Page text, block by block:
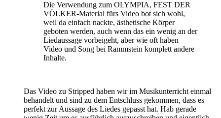
Die Verwendung zum OLYMPIA, FEST DER
VÖLKER-Material fürs Video bot sich wohl,
weil da einfach nackte, ästhetische Körper
geboten werden, auch wenn das ein wenig an der
Liedaussage vorbeigeht, aber wie oft haben
Video und Song bei Rammstein komplett andere
Inhalte.
Das Video zu Stripped haben wir im Musikunterricht einmal
behandelt und sind zu dem Entschluss gekommen, dass es
perfekt zur Aussage des Liedes gepasst hat. Hab gerade